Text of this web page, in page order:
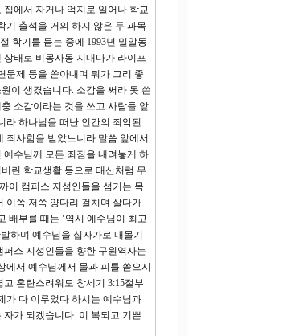
에서 자거나 억지로 일어나 학교
기 출석을 거의 하지 않은 두 과목
학기를 듣는 중에 1993년 밀알동
태로 비몽사몽 지내다가 라이프
문제 등을 쏟아내며 뭐가 그리 좋
이 생겼습니다. 소감을 써라 못 쓴
소감이라는 것을 쓰고 사람들 앞
라 하나님을 떠난 인간의 죄악된
죄사함을 받았느니라 말씀 앞에서
수님께 모든 죄짐을 내려놓게 하
린 학교생활 등으로 태산처럼 무
이 캠퍼스 지성인들을 섬기는 목
이쪽 저쪽 양다리 걸치며 살다가
배부를 때는 ‘역시 예수님이 최고
하며 예수님을 십자가로 내몰기
스 지성인들을 향한 구원역사는
서 예수님께서 물과 피를 쏟으시
혼란스려워도 창세기 3:15절부
가 다 이루었다 하시는 예수님과
가 되겠습니다. 이 복되고 기쁜